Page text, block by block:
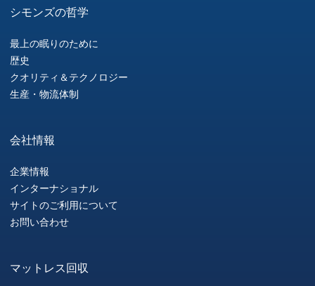
シモンズの哲学
最上の眠りのために
歴史
クオリティ＆テクノロジー
生産・物流体制
会社情報
企業情報
インターナショナル
サイトのご利用について
お問い合わせ
マットレス回収